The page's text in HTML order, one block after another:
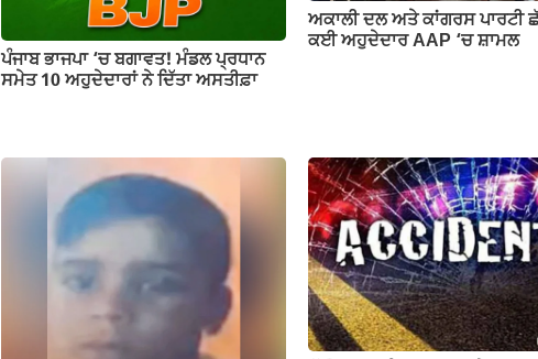
ਪੰਜਾਬ ਭਾਜਪਾ ‘ਚ ਬਗਾਵਤ! ਮੰਡਲ ਪ੍ਰਧਾਨ
ਸਮੇਤ 10 ਅਹੁਦੇਦਾਰਾਂ ਨੇ ਦਿੱਤਾ ਅਸਤੀਫ਼ਾ
ਅਕਾਲੀ ਦਲ ਅਤੇ ਕਾਂਗਰਸ ਪਾਰਟੀ
ਕਈ ਅਹੁਦੇਦਾਰ AAP ‘ਚ ਸ਼ਾਮਲ